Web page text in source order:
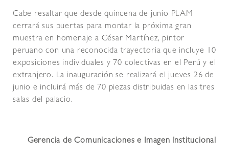
Cabe resaltar que desde quincena de junio PLAM
cerrará sus puertas para montar la próxima gran
muestra en homenaje a César Martínez, pintor
peruano con una reconocida trayectoria que incluye 10
exposiciones individuales y 70 colectivas en el Perú y el
extranjero. La inauguración se realizará el jueves 26 de
junio e incluirá más de 70 piezas distribuidas en las tres
salas del palacio.
Gerencia de Comunicaciones e Imagen Institucional